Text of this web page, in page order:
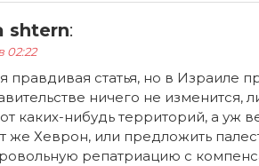
shtern:
02:22
правдивая статья, но в Израиле
ничего не изменится,
каких-нибудь территорий, а уж
же Хеврон, или предложить
репатриацию с